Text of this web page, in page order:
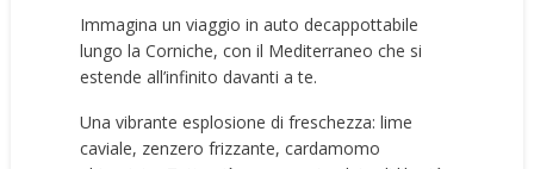
Immagina un viaggio in auto decappottabile
lungo la Corniche, con il Mediterraneo che si
estende all’infinito davanti a te.
Una vibrante esplosione di freschezza: lime
caviale, zenzero frizzante, cardamomo